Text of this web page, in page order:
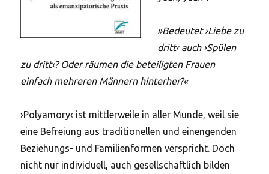
»Bedeutet ›Liebe zu
dritt‹ auch ›Spülen
zu dritt‹? Oder räumen die beteiligten Frauen
einfach mehreren Männern hinterher?«
›Polyamory‹ ist mittlerweile in aller Munde, weil sie
eine Befreiung aus traditionellen und einengenden
Beziehungs- und Familienformen verspricht. Doch
nicht nur individuell, auch gesellschaftlich bilden